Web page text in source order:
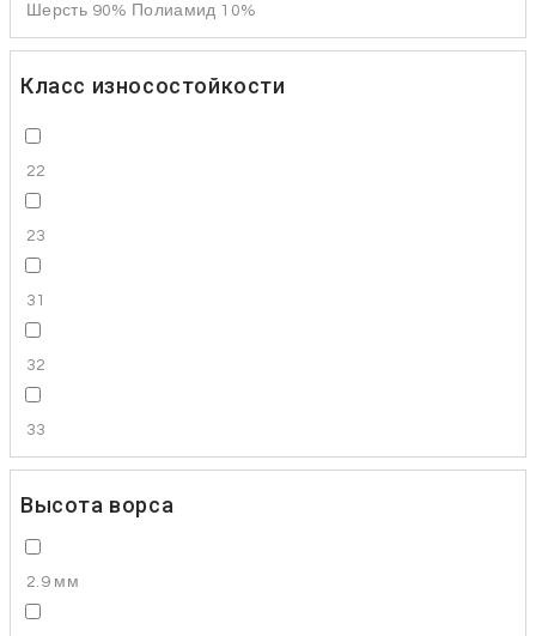
Шерсть 90% Полиамид 10%
Класс износостойкости
22
23
31
32
33
Высота ворса
2.9 мм